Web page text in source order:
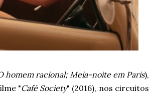
homem racional; Meia-noite em Paris),
"Café Society" (2016), nos circuitos